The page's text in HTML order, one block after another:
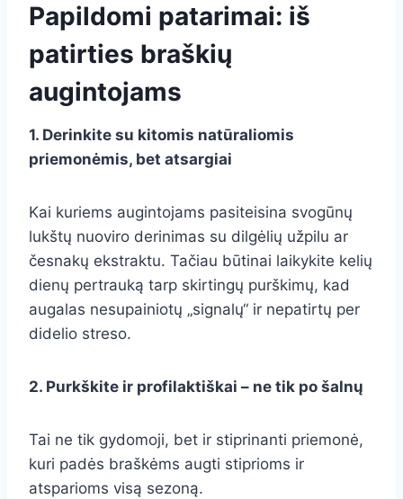
Papildomi patarimai: iš
patirties braškių
augintojams
1. Derinkite su kitomis natūraliomis
priemonėmis, bet atsargiai
Kai kuriems augintojams pasiteisina svogūnų
lukštų nuoviro derinimas su dilgėlių užpilu ar
česnakų ekstraktu. Tačiau būtinai laikykite kelių
dienų pertrauką tarp skirtingų purškimų, kad
augalas nesupainiotų „signalų“ ir nepatirtų per
didelio streso.
2. Purkškite ir profilaktiškai – ne tik po šalnų
Tai ne tik gydomoji, bet ir stiprinanti priemonė,
kuri padės braškėms augti stiprioms ir
atsparioms visą sezoną.